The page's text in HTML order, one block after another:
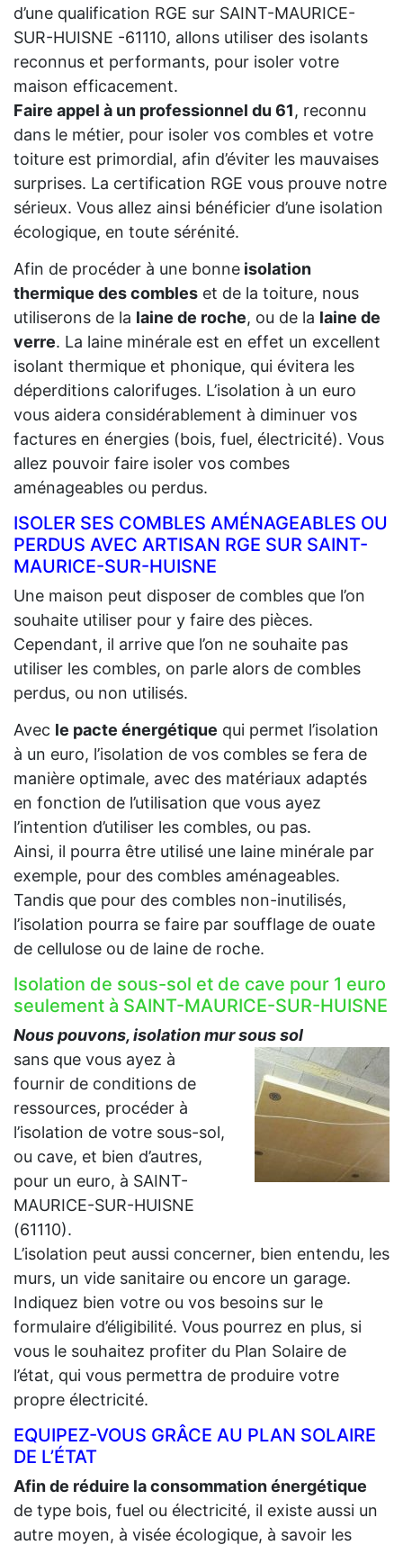
d’une qualification RGE sur SAINT-MAURICE-
SUR-HUISNE -61110, allons utiliser des isolants
reconnus et performants, pour isoler votre
maison efficacement.
Faire appel à un professionnel du 61, reconnu
dans le métier, pour isoler vos combles et votre
toiture est primordial, afin d’éviter les mauvaises
surprises. La certification RGE vous prouve notre
sérieux. Vous allez ainsi bénéficier d’une isolation
écologique, en toute sérénité.
Afin de procéder à une bonne isolation
thermique des combles et de la toiture, nous
utiliserons de la laine de roche, ou de la laine de
verre. La laine minérale est en effet un excellent
isolant thermique et phonique, qui évitera les
déperditions calorifuges. L’isolation à un euro
vous aidera considérablement à diminuer vos
factures en énergies (bois, fuel, électricité). Vous
allez pouvoir faire isoler vos combes
aménageables ou perdus.
ISOLER SES COMBLES AMÉNAGEABLES OU
PERDUS AVEC ARTISAN RGE SUR SAINT-
MAURICE-SUR-HUISNE
Une maison peut disposer de combles que l’on
souhaite utiliser pour y faire des pièces.
Cependant, il arrive que l’on ne souhaite pas
utiliser les combles, on parle alors de combles
perdus, ou non utilisés.
Avec le pacte énergétique qui permet l’isolation
à un euro, l’isolation de vos combles se fera de
manière optimale, avec des matériaux adaptés
en fonction de l’utilisation que vous ayez
l’intention d’utiliser les combles, ou pas.
Ainsi, il pourra être utilisé une laine minérale par
exemple, pour des combles aménageables.
Tandis que pour des combles non-inutilisés,
l’isolation pourra se faire par soufflage de ouate
de cellulose ou de laine de roche.
Isolation de sous-sol et de cave pour 1 euro
seulement à SAINT-MAURICE-SUR-HUISNE
Nous pouvons, isolation mur sous sol
sans que vous ayez à
fournir de conditions de
ressources, procéder à
l’isolation de votre sous-sol,
ou cave, et bien d’autres,
pour un euro, à SAINT-
MAURICE-SUR-HUISNE
(61110).
L’isolation peut aussi concerner, bien entendu, les
murs, un vide sanitaire ou encore un garage.
Indiquez bien votre ou vos besoins sur le
formulaire d’éligibilité. Vous pourrez en plus, si
vous le souhaitez profiter du Plan Solaire de
l’état, qui vous permettra de produire votre
propre électricité.
EQUIPEZ-VOUS GRÂCE AU PLAN SOLAIRE
DE L’ÉTAT
Afin de réduire la consommation énergétique
de type bois, fuel ou électricité, il existe aussi un
autre moyen, à visée écologique, à savoir les